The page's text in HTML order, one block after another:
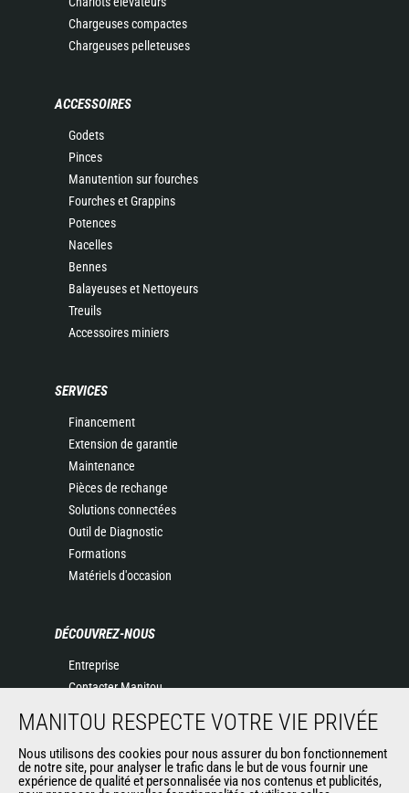
Chargeuses compactes
Chargeuses pelleteuses
ACCESSOIRES
Godets
Pinces
Manutention sur fourches
Fourches et Grappins
Potences
Nacelles
Bennes
Balayeuses et Nettoyeurs
Treuils
Accessoires miniers
SERVICES
Financement
Extension de garantie
Maintenance
Pièces de rechange
Solutions connectées
Outil de Diagnostic
Formations
Matériels d'occasion
DÉCOUVREZ-NOUS
Entreprise
Contacter Manitou
Politique de protection des données
Evénements
Actualités
MANITOU RESPECTE VOTRE VIE PRIVÉE
Nous utilisons des cookies pour nous assurer du bon fonctionnement
de notre site, pour analyser le trafic dans le but de vous fournir une
expérience de qualité et personnalisée via nos contenus et publicités,